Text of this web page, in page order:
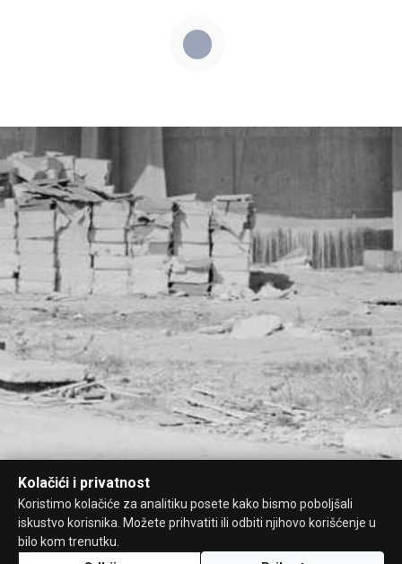
Kolačići i privatnost
Koristimo kolačiće za analitiku posete kako bismo poboljšali
iskustvo korisnika. Možete prihvatiti ili odbiti njihovo korišćenje u
bilo kom trenutku.